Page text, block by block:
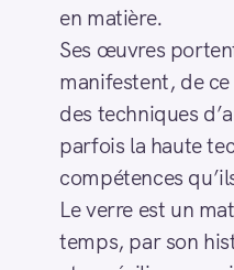
en matière.
Ses œuvres
manifestent, de
des techniques
parfois la haute
compétences
Le verre est un
temps, par son